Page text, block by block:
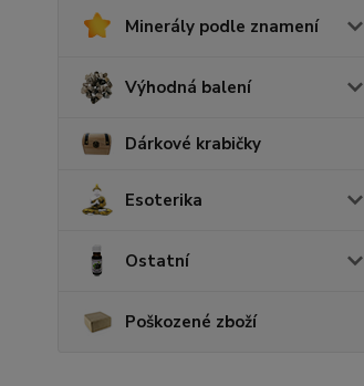
Minerály podle znamení
Výhodná balení
Dárkové krabičky
Esoterika
Ostatní
Poškozené zboží